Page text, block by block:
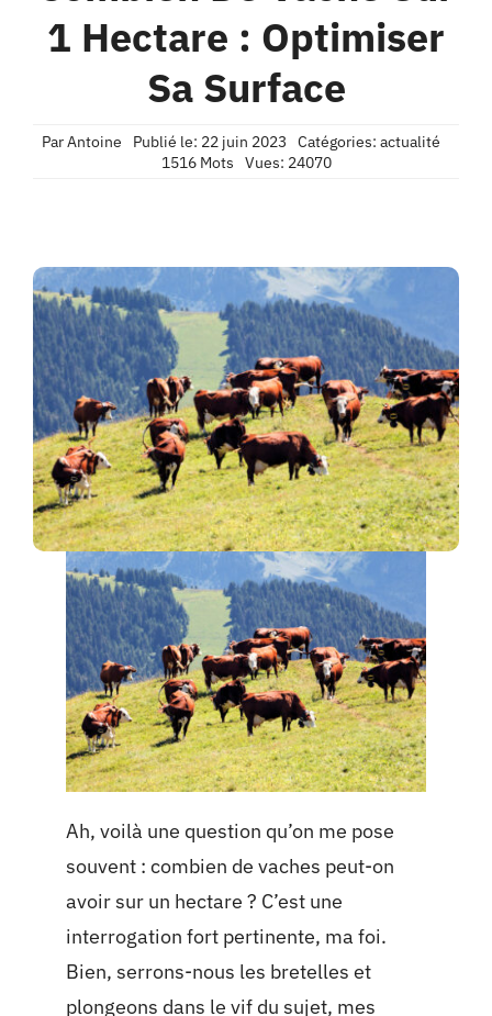
Confidentialité
1 Hectare : Optimiser
Sa Surface
ParAntoine Publié le: 22 juin 2023 Catégories: actualité
1516 Mots
Vues: 24070
Ah, voilà une question qu’on me pose
souvent : combien de vaches peut-on
avoir sur un hectare ? C’est une
interrogation fort pertinente, ma foi.
Bien, serrons-nous les bretelles et
plongeons dans le vif du sujet, mes